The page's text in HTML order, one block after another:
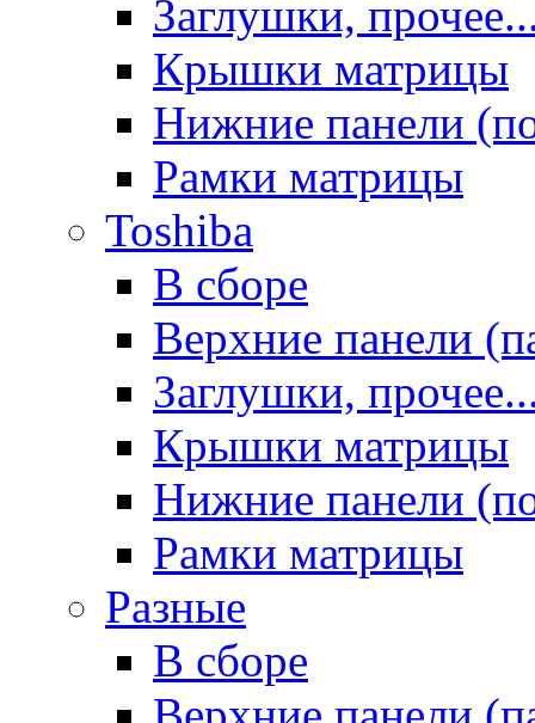
Заглушки,
Крышки матрицы
Нижние панели
Рамки матрицы
Toshiba
В сборе
Верхние панели
Заглушки,
Крышки матрицы
Нижние панели
Рамки матрицы
Разные
В сборе